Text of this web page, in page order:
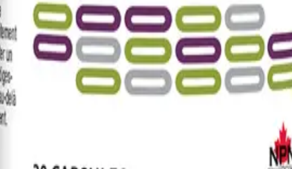
et analyser le trafic. Conformément à laLoi 25 du Québec, votre
le modifier en effaçant les données de votre navigateur.